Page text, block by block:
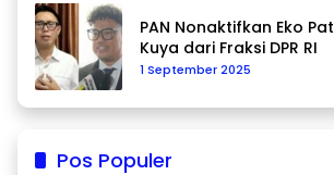
PAN Nonaktifkan Eko
Kuya dari Fraksi DPR RI
1 September 2025
Pos Populer